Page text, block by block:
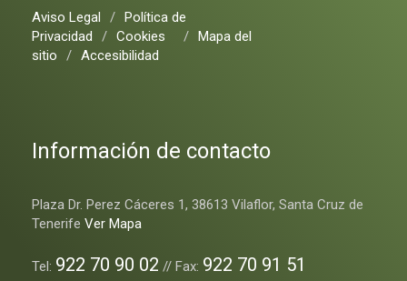
Aviso Legal / Política de
Privacidad
/ Cookies / Mapa del
sitio
/ Accesibilidad
Información de contacto
Plaza Dr. Perez Cáceres 1, 38613 Vilaflor, Santa Cruz de
Tenerife Ver Mapa
Tel: 922 70 90 02 // Fax: 922 70 91 51